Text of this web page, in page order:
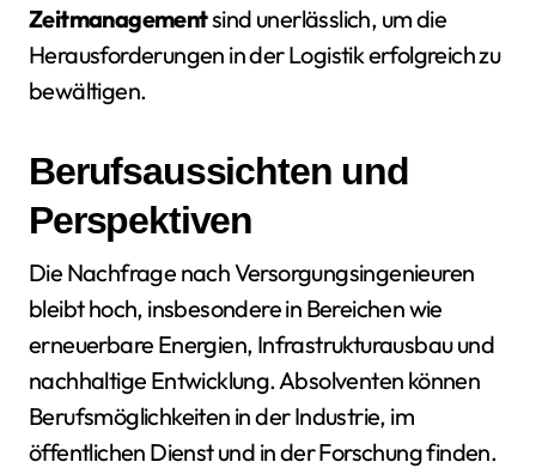
Zeitmanagementsind unerlässlich, um die
Herausforderungen in der Logistik erfolgreich zu
bewältigen.
Berufsaussichten und
Perspektiven
Die Nachfrage nach Versorgungsingenieuren
bleibt hoch, insbesondere in Bereichen wie
erneuerbare Energien, Infrastrukturausbau und
nachhaltige Entwicklung. Absolventen können
Berufsmöglichkeiten in der Industrie, im
öffentlichen Dienst und in der Forschung finden.